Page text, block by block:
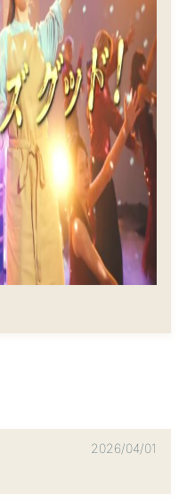
2026/04/01